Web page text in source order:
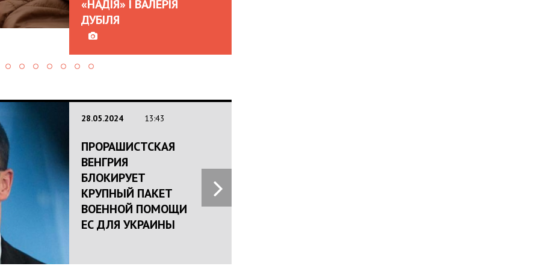
«НАДІЯ» І ВАЛЕРІЯ
ДУБІЛЯ
28.05.2024 13:43
ПРОРАШИСТСКАЯ
ВЕНГРИЯ
БЛОКИРУЕТ
КРУПНЫЙ ПАКЕТ
ВОЕННОЙ ПОМОЩИ
ЕС ДЛЯ УКРАИНЫ